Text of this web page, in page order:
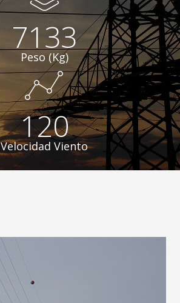
7133
Peso (Kg)
120
Velocidad Viento